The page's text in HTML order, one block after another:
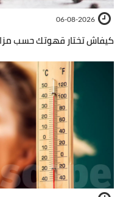
06-08-2026
كيفاش تختار قهوتك حسب